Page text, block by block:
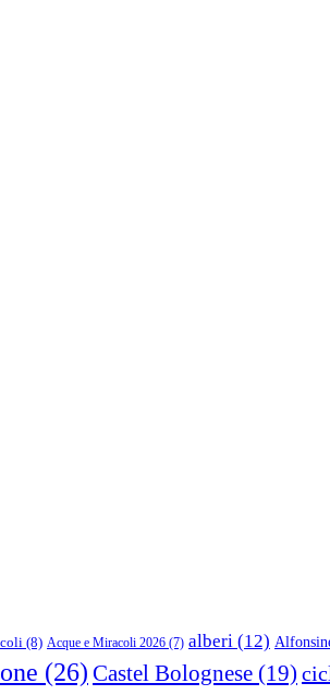
(8) Acque e Miracoli 2026 (7) alberi (12)
(26) Castel Bolognese (19)